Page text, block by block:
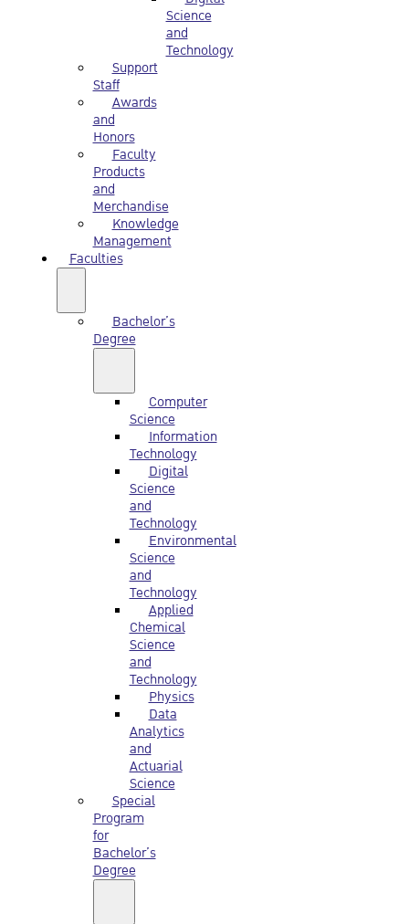
Science
and
Technology
Support
Staff
Awards
and
Honors
Faculty
Products
and
Merchandise
Knowledge
Management
Faculties
Bachelor’s
Degree
Computer
Science
Information
Technology
Digital
Science
and
Technology
Environmental
Science
and
Technology
Applied
Chemical
Science
and
Technology
Physics
Data
Analytics
and
Actuarial
Science
Special
Program
for
Bachelor’s
Degree